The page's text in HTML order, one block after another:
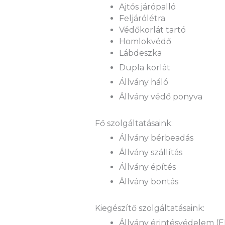
Ajtós járópalló
Feljárólétra
Védőkorlát tartó
Homlokvédő
Lábdeszka
Dupla korlát
Állvány háló
Állvány védő ponyva
Fő szolgáltatásaink:
Állvány bérbeadás
Állvány szállítás
Állvány építés
Állvány bontás
Kiegészítő szolgáltatásaink:
Állvány érintésvédelem